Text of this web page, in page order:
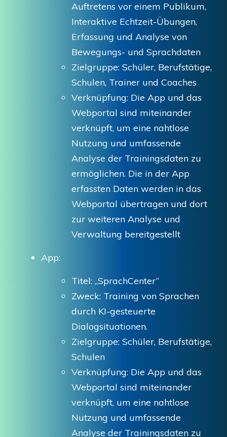
Auftretens vor einem Publikum,
Interaktive Echtzeit-Übungen,
Erfassung und Analyse von
Bewegungs- und Sprachdaten
Zielgruppe: Schüler, Berufstätige,
Schulen, Trainer und Coaches
Verknüpfung: Die App und das
Webportal sind miteinander
verknüpft, um eine nahtlose
Nutzung und umfassende
Analyse der Trainingsdaten zu
ermöglichen. Die in der App
erfassten Daten werden in das
Webportal übertragen und dort
zur weiteren Analyse und
Verwaltung bereitgestellt
App:
Titel: „SprachCenter“
Zweck: Training von Sprachen
durch KI-gesteuerte
Dialogsituationen.
Zielgruppe: Schüler, Berufstätige,
Schulen
Verknüpfung: Die App und das
Webportal sind miteinander
verknüpft, um eine nahtlose
Nutzung und umfassende
Analyse der Trainingsdaten zu